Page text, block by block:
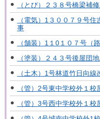
（とび）２３８号橋梁補
（電気）1３００７９号
事
（舗装）1１0１０７号（
（塗装）２４３号後屋団
（土木）1号林道竹日向線
（管）2号東中学校外１
（管）3号西中学校外１